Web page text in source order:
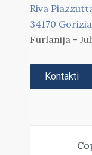
Riva
34170
Furlanija -
Kontakti